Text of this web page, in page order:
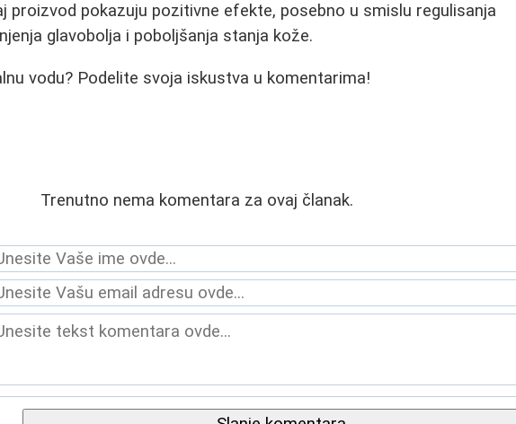
proizvod pokazuju pozitivne efekte, posebno u smislu regulisanja
glavobolja i poboljšanja stanja kože.
vodu? Podelite svoja iskustva u komentarima!
Trenutno nema komentara za ovaj članak.